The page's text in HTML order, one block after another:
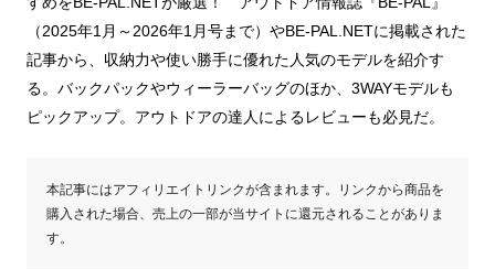
（2025年1月～2026年1月号まで）やBE-PAL.NETに掲載された
記事から、収納力や使い勝手に優れた人気のモデルを紹介す
る。バックパックやウィーラーバッグのほか、3WAYモデルも
ピックアップ。アウトドアの達人によるレビューも必見だ。
本記事にはアフィリエイトリンクが含まれます。リンクから商品を
購入された場合、売上の一部が当サイトに還元されることがありま
す。